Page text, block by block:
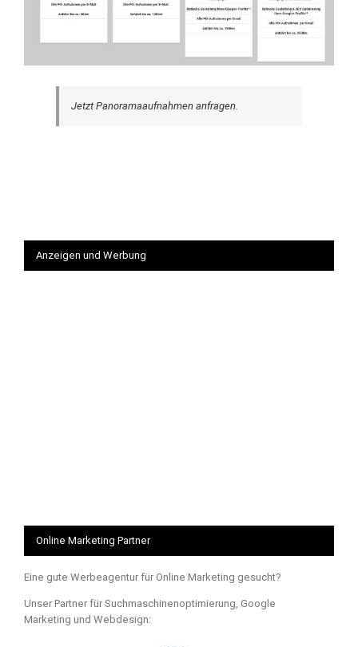
Jetzt Panoramaaufnahmen anfragen.
Anzeigen und Werbung
Online Marketing Partner
Eine gute Werbeagentur für Online Marketing gesucht?
Unser Partner für Suchmaschinenoptimierung, Google
Marketing und Webdesign: